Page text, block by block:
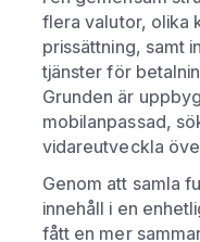
flera valutor, olika
prissättning, samt
tjänster för
Grunden är
mobilanpassad,
vidareutveckla
Genom att samla
innehåll i en
fått en mer